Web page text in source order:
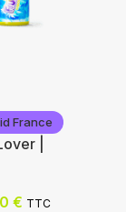
France
|
€ TTC